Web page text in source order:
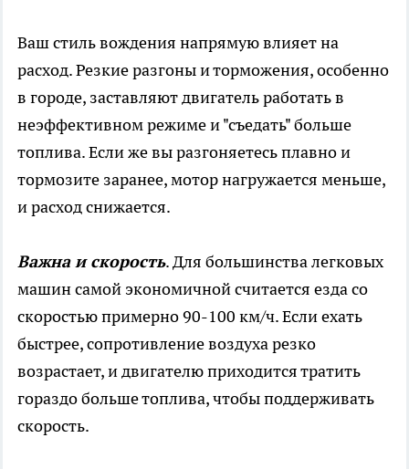
Ваш стиль вождения напрямую влияет на
расход. Резкие разгоны и торможения, особенно
в городе, заставляют двигатель работать в
неэффективном режиме и "съедать" больше
топлива. Если же вы разгоняетесь плавно и
тормозите заранее, мотор нагружается меньше,
и расход снижается.
Важна и скорость. Для большинства легковых
машин самой экономичной считается езда со
скоростью примерно 90-100 км/ч. Если ехать
быстрее, сопротивление воздуха резко
возрастает, и двигателю приходится тратить
гораздо больше топлива, чтобы поддерживать
скорость.